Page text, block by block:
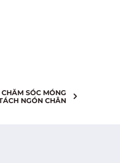
SÓC MÓNG
NGÓN CHÂN